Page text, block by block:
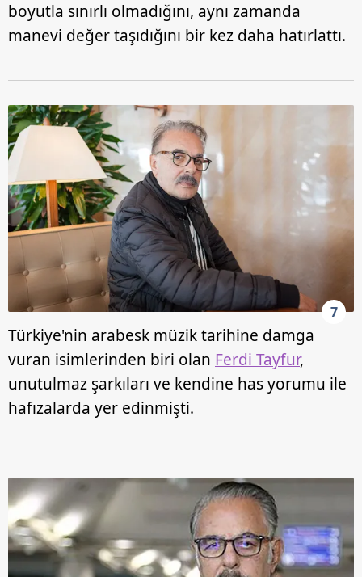
boyutla sınırlı olmadığını, aynı zamanda
manevi değer taşıdığını bir kez daha hatırlattı.
7
Türkiye'nin arabesk müzik tarihine damga
vuran isimlerinden biri olan Ferdi Tayfur,
unutulmaz şarkıları ve kendine has yorumu ile
hafızalarda yer edinmişti.